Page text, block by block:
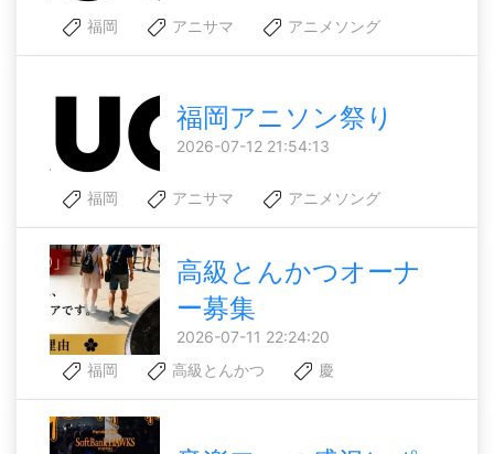
福岡 アニサマ アニメソング
福岡アニソン祭り
2026-07-12 21:54:13
福岡 アニサマ アニメソング
高級とんかつオーナ
ー募集
2026-07-11 22:24:20
福岡
高級とんかつ 慶